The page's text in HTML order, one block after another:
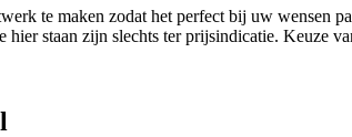
te maken zodat het perfect bij uw wensen
staan zijn slechts ter prijsindicatie. Keuze